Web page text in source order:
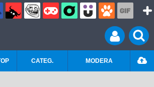
CATEG. MODERA